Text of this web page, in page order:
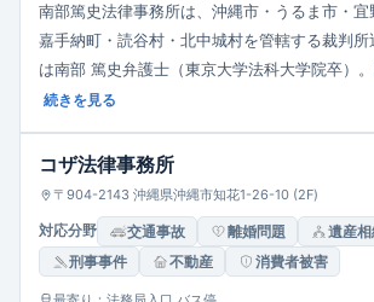
南部篤史法律事務所は、沖縄市・うるま市・宜
嘉手納町・読谷村・北中城村を管轄する裁判
は南部 篤史弁護士（東京大学法科大学院卒）
務・会社顧問・不動産取引・建築紛争・借地借
い。相談は完全予約制で、一般法律相談料は30
込）。平日午前9時〜12時、午後1時〜5時執務
対応を重視。
続きを見る
コザ法律事務所
〒904-2143 沖縄県沖縄市知花1-26-10 (2F)
対応分野 交通事故 離婚問題 遺産
刑事事件
不動産 消費者被害